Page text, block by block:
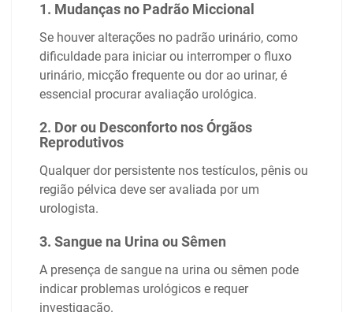
1. Mudanças no Padrão Miccional
Se houver alterações no padrão urinário, como
dificuldade para iniciar ou interromper o fluxo
urinário, micção frequente ou dor ao urinar, é
essencial procurar avaliação urológica.
2. Dor ou Desconforto nos Órgãos
Reprodutivos
Qualquer dor persistente nos testículos, pênis ou
região pélvica deve ser avaliada por um
urologista.
3. Sangue na Urina ou Sêmen
A presença de sangue na urina ou sêmen pode
indicar problemas urológicos e requer
investigação.